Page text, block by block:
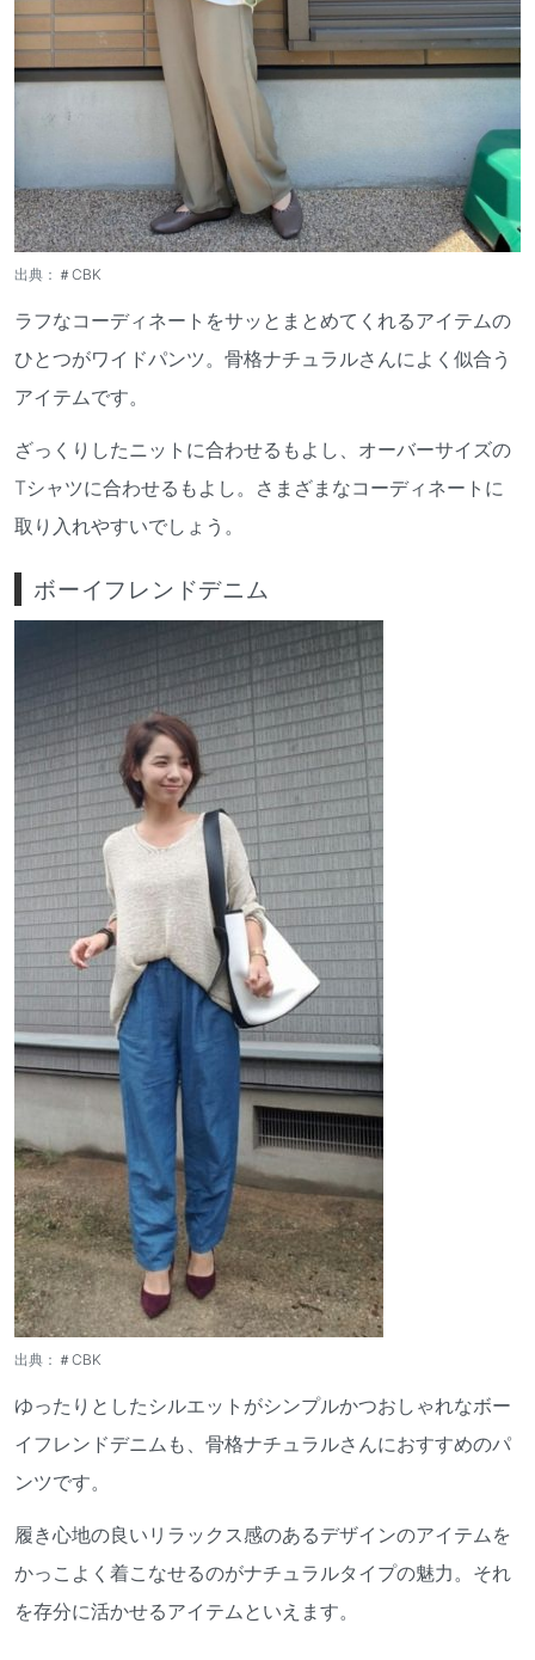
出典： ＃CBK
ラフなコーディネートをサッとまとめてくれるアイテムの
ひとつがワイドパンツ。骨格ナチュラルさんによく似合う
アイテムです。
ざっくりしたニットに合わせるもよし、オーバーサイズの
Tシャツに合わせるもよし。さまざまなコーディネートに
取り入れやすいでしょう。
ボーイフレンドデニム
出典： ＃CBK
ゆったりとしたシルエットがシンプルかつおしゃれなボー
イフレンドデニムも、骨格ナチュラルさんにおすすめのパ
ンツです。
履き心地の良いリラックス感のあるデザインのアイテムを
かっこよく着こなせるのがナチュラルタイプの魅力。それ
を存分に活かせるアイテムといえます。